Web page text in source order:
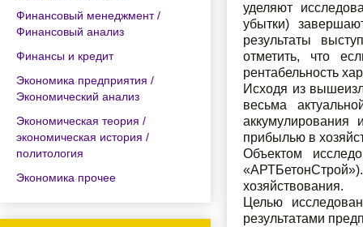
Финансовый менеджмент /
Финансовый анализ
Финансы и кредит
Экономика предприятия /
Экономический анализ
Экономическая теория /
экономическая история /
политология
Экономика прочее
уделяют
убытки)
результаты
отметить, что
рентабельность
Исходя из
весьма
аккумулирования
прибылью в
Объектом
«АРТБетонСтрой»).
хозяйствования.
Целью
результатами